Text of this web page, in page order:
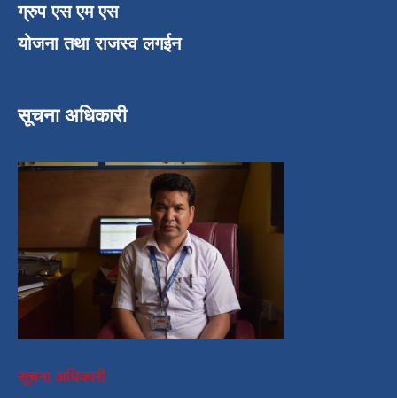
ग्रुप एस एम एस
योजना तथा राजस्व लगईन
सूचना अधिकारी
सूचना अधिकारी